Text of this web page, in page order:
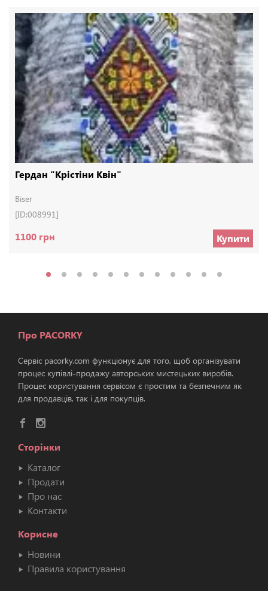
Гердан "Крістіни Квін"
Biser
[ID:008991]
1100 грн Купити
Про PACORKY
Сервіс pacorky.com функціонує для того, щоб організувати
процес купівлі-продажу авторських мистецьких виробів.
Процес користування сервісом є простим та безпечним як
для продавців, так і для покупців.
Сторінки
Каталог
Продати
Про нас
Контакти
Корисне
Новини
Правила користування